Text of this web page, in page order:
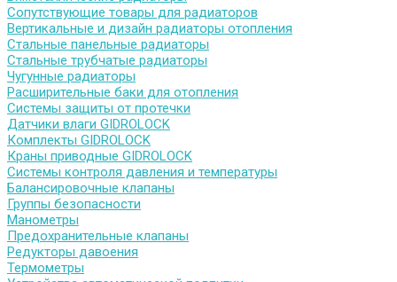
Сопутствующие товары для радиаторов
Вертикальные и дизайн радиаторы отопления
Стальные панельные радиаторы
Стальные трубчатые радиаторы
Чугунные радиаторы
Расширительные баки для отопления
Системы защиты от протечки
Датчики влаги GIDROLOCK
Комплекты GIDROLOCK
Краны приводные GIDROLOCK
Системы контроля давления и температуры
Балансировочные клапаны
Группы безопасности
Манометры
Предохранительные клапаны
Редукторы давоения
Термометры